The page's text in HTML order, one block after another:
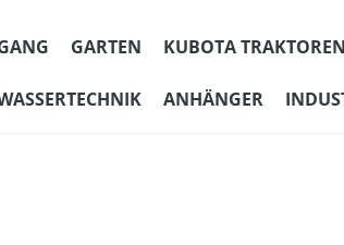
GARTEN KUBOTA
ANHÄNGER